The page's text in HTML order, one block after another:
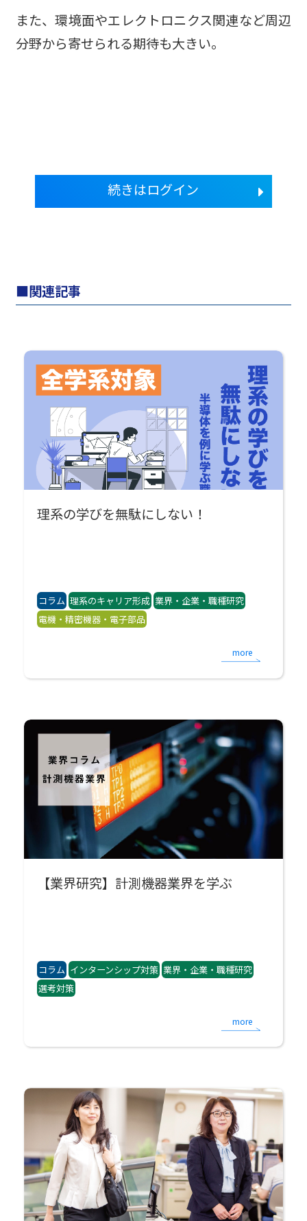
また、環境面やエレクトロニクス関連など周辺
分野から寄せられる期待も大きい。
続きはログイン
関連記事
理系の学びを無駄にしない！
コラム 理系のキャリア形成 業界・企業・職種研究
電機・精密機器・電子部品
more
【業界研究】計測機器業界を学ぶ
コラム インターンシップ対策 業界・企業・職種研究
選考対策
more